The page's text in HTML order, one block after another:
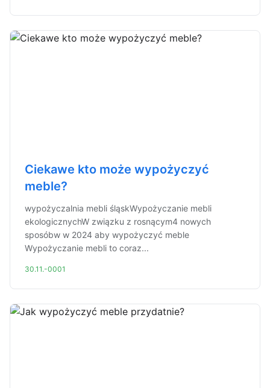
Ciekawe kto może wypożyczyć
meble?
wypożyczalnia mebli śląskWypożyczanie mebli
ekologicznychW związku z rosnącym4 nowych
sposóbw w 2024 aby wypożyczyć meble
Wypożyczanie mebli to coraz...
30.11.-0001